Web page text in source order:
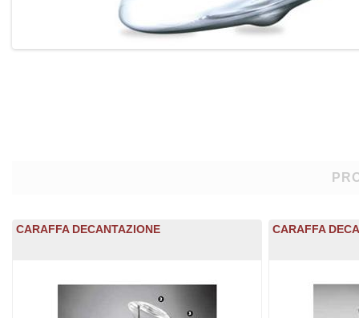
CARAFFA DECANTAZIONE CARAFFA